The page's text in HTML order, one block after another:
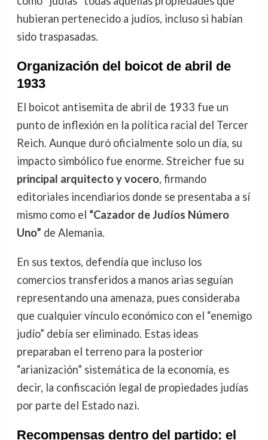
hubieran pertenecido a judíos, incluso si habían
sido traspasadas.
Organización del boicot de abril de
1933
El boicot antisemita de abril de 1933 fue un
punto de inflexión en la política racial del Tercer
Reich. Aunque duró oficialmente solo un día, su
impacto simbólico fue enorme. Streicher fue su
principal arquitecto y vocero, firmando
editoriales incendiarios donde se presentaba a sí
mismo como el “Cazador de Judíos Número
Uno” de Alemania.
En sus textos, defendía que incluso los
comercios transferidos a manos arias seguían
representando una amenaza, pues consideraba
que cualquier vínculo económico con el “enemigo
judío” debía ser eliminado. Estas ideas
preparaban el terreno para la posterior
“arianización” sistemática de la economía, es
decir, la confiscación legal de propiedades judías
por parte del Estado nazi.
Recompensas dentro del partido: el